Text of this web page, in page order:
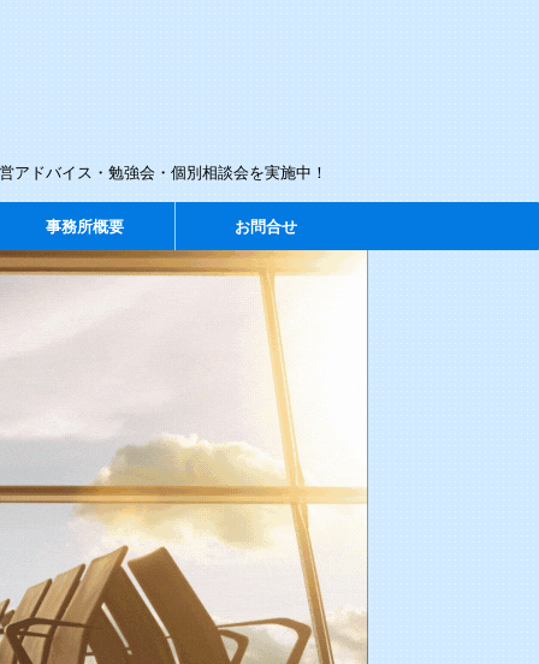
ドバイス・勉強会・個別相談会を実施中！
事務所概要 お問合せ